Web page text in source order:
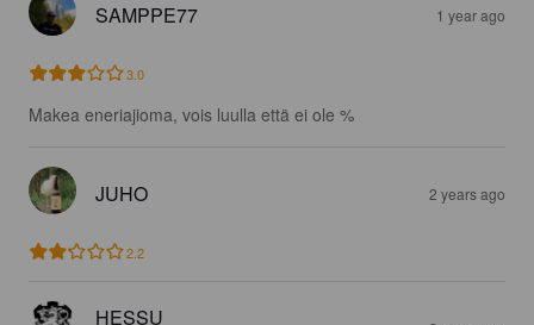
SAMPPE77 1 year ago
3.0
Makea eneriajioma, vois luulla että ei ole %
JUHO 2 years ago
2.2
HESSU